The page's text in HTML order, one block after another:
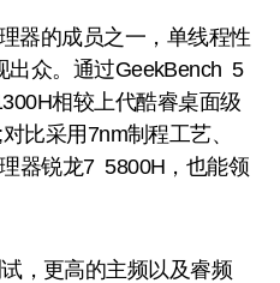
的成员之一，单线程性
出众。通过GeekBench 5
相较上代酷睿桌面级
比采用7nm制程工艺、
器锐龙7 5800H，也能领
更高的主频以及睿频